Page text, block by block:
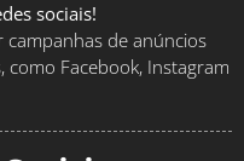
sociais!
campanhas de anúncios
como Facebook, Instagram